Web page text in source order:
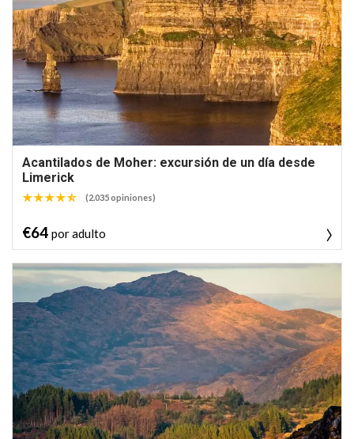
Acantilados de Moher: excursión de un día desde
Limerick
(2.035 opiniones)
€64 por adulto